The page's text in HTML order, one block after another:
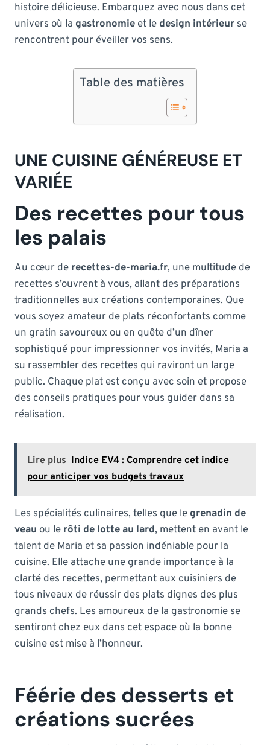
histoire délicieuse. Embarquez avec nous dans cet
univers où la gastronomie et le design intérieur se
rencontrent pour éveiller vos sens.
Table des matières
UNE CUISINE GÉNÉREUSE ET
VARIÉE
Des recettes pour tous
les palais
Au cœur de recettes-de-maria.fr, une multitude de
recettes s’ouvrent à vous, allant des préparations
traditionnelles aux créations contemporaines. Que
vous soyez amateur de plats réconfortants comme
un gratin savoureux ou en quête d’un dîner
sophistiqué pour impressionner vos invités, Maria a
su rassembler des recettes qui raviront un large
public. Chaque plat est conçu avec soin et propose
des conseils pratiques pour vous guider dans sa
réalisation.
Lire plus Indice EV4 : Comprendre cet indice
pour anticiper vos budgets travaux
Les spécialités culinaires, telles que le grenadin de
veau ou le rôti de lotte au lard, mettent en avant le
talent de Maria et sa passion indéniable pour la
cuisine. Elle attache une grande importance à la
clarté des recettes, permettant aux cuisiniers de
tous niveaux de réussir des plats dignes des plus
grands chefs. Les amoureux de la gastronomie se
sentiront chez eux dans cet espace où la bonne
cuisine est mise à l’honneur.
Féérie des desserts et
créations sucrées